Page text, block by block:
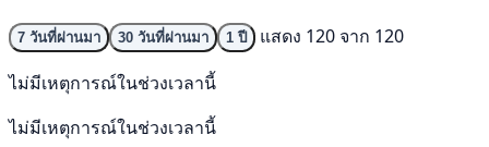
7 วันที่ผ่านมา 30 วันที่ผ่านมา 1 ปี
แสดง 120 จาก 120
ไม่มีเหตุการณ์ในช่วงเวลานี้
ไม่มีเหตุการณ์ในช่วงเวลานี้